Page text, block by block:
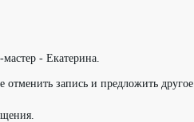
- Екатерина.
отменить запись и предложить другое